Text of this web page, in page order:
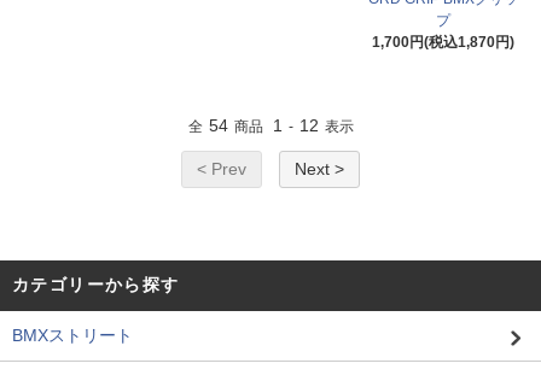
プ
1,700円(税込1,870円)
全 54 商品 1 - 12 表示
< Prev Next >
カテゴリーから探す
BMXストリート